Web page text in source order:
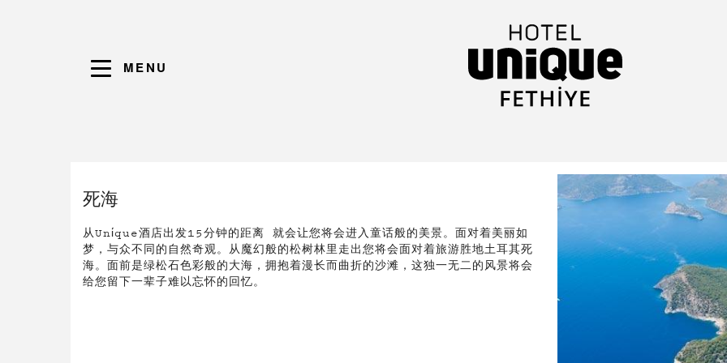
MENU
死海
从Uni̇que酒店出发15分钟的距离 就会让您将会进入童话般的美景。面对着美丽如
梦，与众不同的自然奇观。从魔幻般的松树林里走出您将会面对着旅游胜地土耳其死
海。面前是绿松石色彩般的大海，拥抱着漫长而曲折的沙滩，这独一无二的风景将会
给您留下一辈子难以忘怀的回忆。